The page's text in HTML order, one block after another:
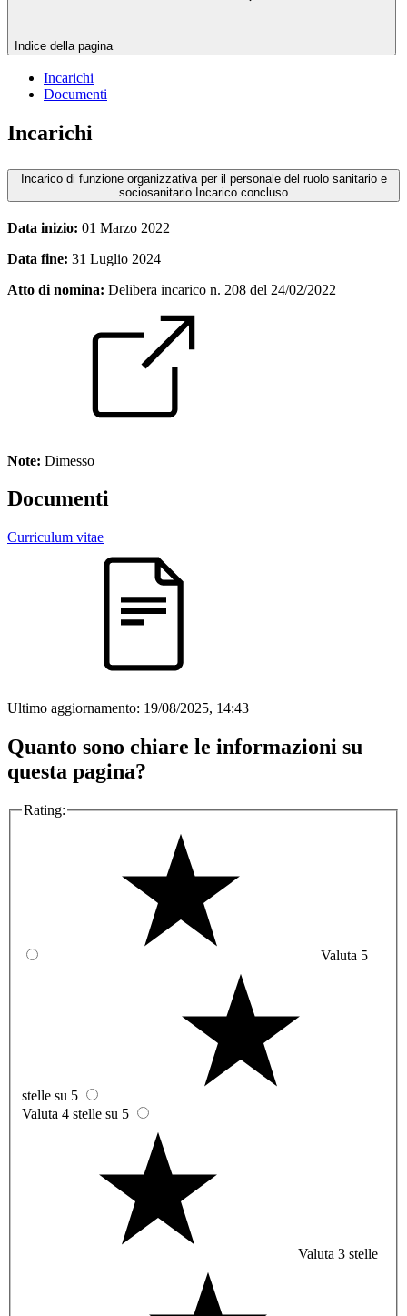
Indice della pagina
Incarichi
Documenti
Incarichi
Incarico di funzione organizzativa per il personale del ruolo sanitario e
sociosanitario Incarico concluso
Data inizio: 01 Marzo 2022
Data fine: 31 Luglio 2024
Atto di nomina: Delibera incarico n. 208 del 24/02/2022
Note: Dimesso
Documenti
Curriculum vitae
Ultimo aggiornamento: 19/08/2025, 14:43
Quanto sono chiare le informazioni su
questa pagina?
Rating:
Valuta 5
stelle su 5
Valuta 4 stelle su 5
Valuta 3 stelle